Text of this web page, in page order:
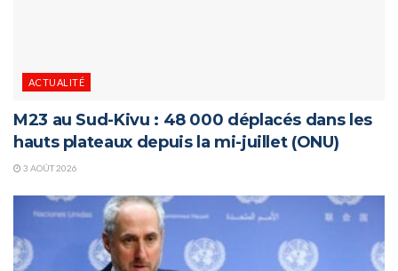
ACTUALITÉ
M23 au Sud-Kivu : 48 000 déplacés dans les
hauts plateaux depuis la mi-juillet (ONU)
3 AOÛT 2026